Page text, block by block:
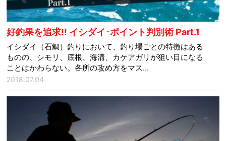
好釣果を追求!! イシダイ･ポイント判別術 Part.1
イシダイ（石鯛）釣りにおいて、釣り場ごとの特徴はある
ものの、シモリ、底根、海溝、カケアガリが狙い目になる
ことはかわらない。各所の攻め方をマス…
2018.07.04